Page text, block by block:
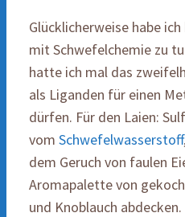
Glücklicherweise habe
mit Schwefelchemie zu
hatte ich mal das
als Liganden für einen
dürfen. Für den Laien:
vom Schwefelwasserstoff
dem Geruch von faulen
Aromapalette von
und Knoblauch abdecken.